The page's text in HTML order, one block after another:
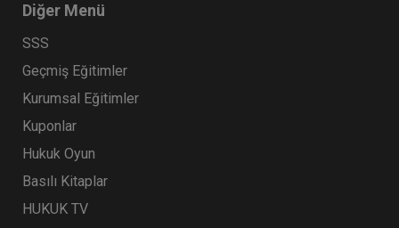
Kıymetli Evrak Hukuku - III. Ticaret Hukuku
Kongresi - IX. Oturum
360 TL
Tüketici Hukuku Enstitüsü
Diğer Menü
SSS
Geçmiş Eğitimler
Kurumsal Eğitimler
Kuponlar
Hukuk Oyun
Basılı Kitaplar
HUKUK TV